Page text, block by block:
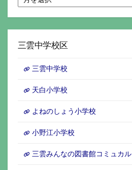
別
ア
イ
三雲中学校区
三雲中学校
天白小学校
よねのしょう小学校
小野江小学校
三雲みんなの図書館コミュカル